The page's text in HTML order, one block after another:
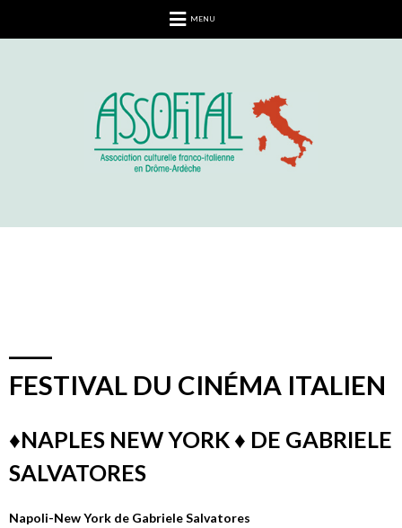
MENU
FESTIVAL DU CINÉMA ITALIEN
♦️NAPLES NEW YORK ♦️ DE GABRIELE
SALVATORES
Napoli-New York de Gabriele Salvatores